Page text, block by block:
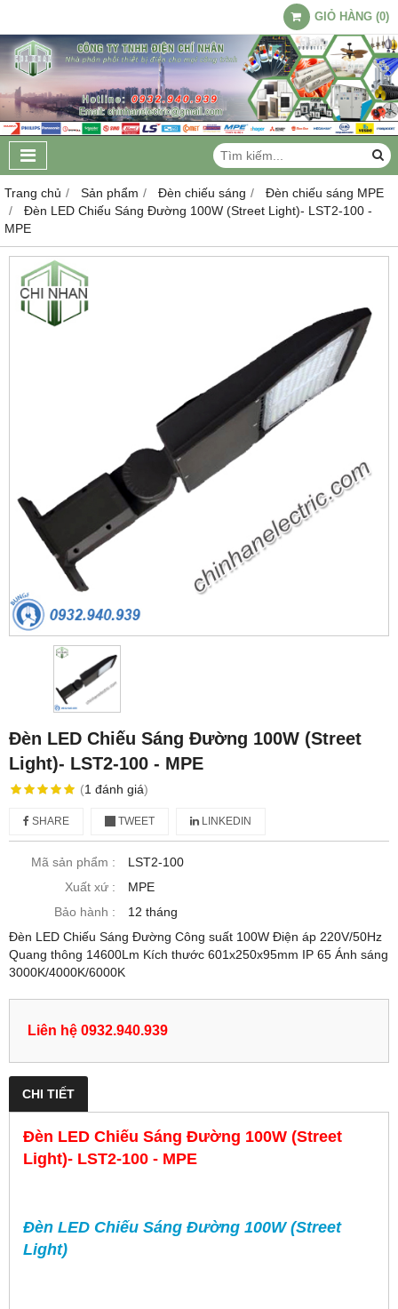
GIỎ HÀNG (0)
Trang chủ Sản phẩm Đèn chiếu sáng
Đèn chiếu sáng MPE
Đèn LED Chiếu Sáng Đường 100W (Street Light)- LST2-100 -
MPE
Đèn LED Chiếu Sáng Đường 100W (Street
Light)- LST2-100 - MPE
(1 đánh giá)
SHARE TWEET LINKEDIN
Mã sản phẩm :
LST2-100
Xuất xứ :
MPE
Bảo hành :
12 tháng
Đèn LED Chiếu Sáng Đường Công suất 100W Điện áp 220V/50Hz
Quang thông 14600Lm Kích thước 601x250x95mm IP 65 Ánh sáng
3000K/4000K/6000K
Liên hệ 0932.940.939
CHI TIẾT
Đèn LED Chiếu Sáng Đường 100W (Street
Light)- LST2-100 - MPE
Đèn LED Chiếu Sáng Đường 100W (Street
Light)